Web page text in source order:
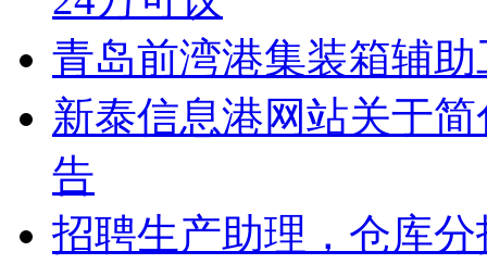
青岛前湾港集装箱辅
新泰信息港网站关于
告
招聘生产助理，仓库